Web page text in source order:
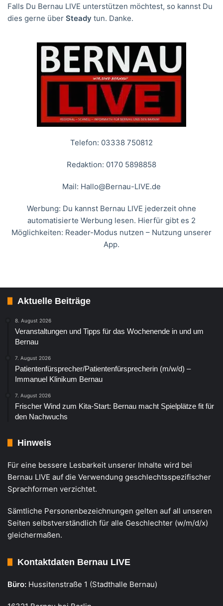
Falls Du Bernau LIVE unterstützen möchtest, so kannst Du
dies gerne über Steady tun. Danke.
Telefon: 03338 750812
Redaktion: 0170 5898858
Mail: Hallo@Bernau-LIVE.de
Werbung: Du kannst Bernau LIVE jederzeit ohne
automatisierte Werbung lesen. Hierfür gibt es 2
Möglichkeiten: Reader-Modus nutzen – Nutzung unserer
App.
Aktuelle Beiträge
8. August 2026
Veranstaltungen und Tipps für das Wochenende in und um
Bernau
7. August 2026
Patientenfürsprecher/Patientenfürsprecherin (m/w/d) –
Immanuel Klinikum Bernau
7. August 2026
Frischer Wind zum Kita-Start: Bernau macht Spielplätze fit für
den Nachwuchs
Hinweis
Für eine bessere Lesbarkeit unserer Inhalte wird bei
Bernau LIVE auf die Verwendung geschlechtsspezifischer
Sprachformen verzichtet.
Sämtliche Personenbezeichnungen gelten auf all unseren
Seiten selbstverständlich für alle Geschlechter (w/m/d/x)
gleichermaßen.
Kontaktdaten Bernau LIVE
Büro: Hussitenstraße 1 (Stadthalle Bernau)